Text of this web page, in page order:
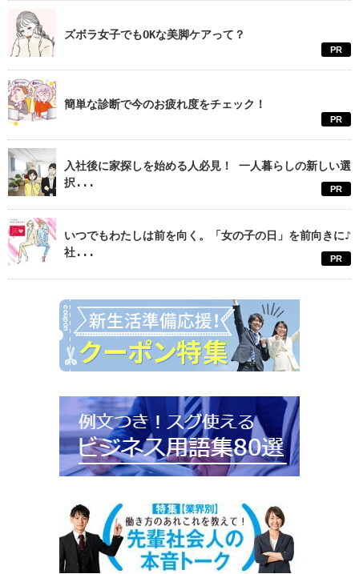
ズボラ女子でもOKな美脚ケアって？
PR
簡単な診断で今のお疲れ度をチェック！
PR
入社後に家探しを始める人必見！ 一人暮らしの新しい選
択...
PR
いつでもわたしは前を向く。「女の子の日」を前向きに♪
社...
PR